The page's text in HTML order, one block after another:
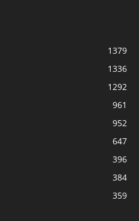
1379
1336
1292
961
952
647
396
384
359